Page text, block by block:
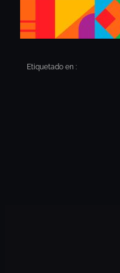
Etiquetado en :